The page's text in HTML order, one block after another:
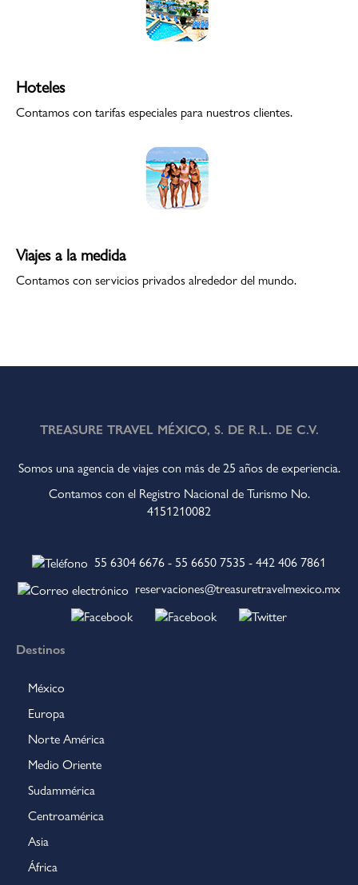
Hoteles
Contamos con tarifas especiales para nuestros clientes.
Viajes a la medida
Contamos con servicios privados alrededor del mundo.
TREASURE TRAVEL MÉXICO, S. DE R.L. DE C.V.
Somos una agencia de viajes con más de 25 años de experiencia.
Contamos con el Registro Nacional de Turismo No.
4151210082
55 6304 6676 - 55 6650 7535 - 442 406 7861
reservaciones@treasuretravelmexico.mx
Destinos
México
Europa
Norte América
Medio Oriente
Sudammérica
Centroamérica
Asia
África